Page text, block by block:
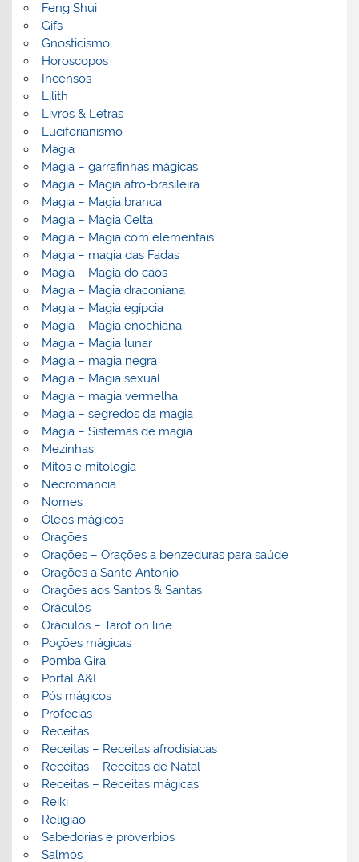
Feng Shui
Gifs
Gnosticismo
Horoscopos
Incensos
Lilith
Livros & Letras
Luciferianismo
Magia
Magia – garrafinhas mágicas
Magia – Magia afro-brasileira
Magia – Magia branca
Magia – Magia Celta
Magia – Magia com elementais
Magia – magia das Fadas
Magia – Magia do caos
Magia – Magia draconiana
Magia – Magia egípcia
Magia – Magia enochiana
Magia – Magia lunar
Magia – magia negra
Magia – Magia sexual
Magia – magia vermelha
Magia – segredos da magia
Magia – Sistemas de magia
Mezinhas
Mitos e mitologia
Necromancia
Nomes
Óleos mágicos
Orações
Orações – Orações a benzeduras para saúde
Orações a Santo Antonio
Orações aos Santos & Santas
Oráculos
Oráculos – Tarot on line
Poções mágicas
Pomba Gira
Portal A&E
Pós mágicos
Profecias
Receitas
Receitas – Receitas afrodisiacas
Receitas – Receitas de Natal
Receitas – Receitas mágicas
Reiki
Religião
Sabedorias e proverbios
Salmos